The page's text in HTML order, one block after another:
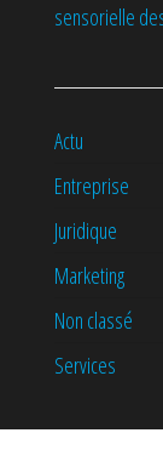
sensorielle
Actu
Entreprise
Juridique
Marketing
Non classé
Services